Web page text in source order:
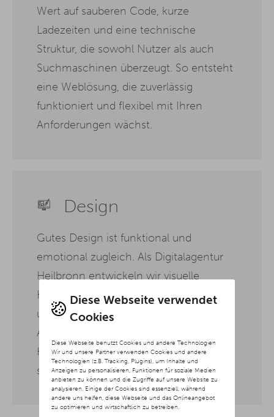
Diese Webseite verwendet
Cookies
Diese Webseite benutzt Cookies und andere Technologien
Wir und unsere Partner verwenden Cookies und andere
Technologien (z.B. Tracking, Plugins), um Inhalte und
Anzeigen zu personalisieren, Funktionen für soziale Medien
anbieten zu können und die Zugriffe auf unsere Website zu
analysieren. Einige der Cookies sind essenziell, während
andere uns helfen, diese Webseite und das Onlineangebot
zu optimieren und wirtschaftlich zu betreiben.
Wert auf sauberen Code, kurze
Ladezeiten und eine technische
Struktur, die sowohl Nutzer als auch
Suchmaschinen überzeugt. So entsteht
eine Weblösung, die zuverlässig
funktioniert und flexibel mit Ihren
Anforderungen wächst.
Design
Gutes Design ist funktional und
emotional zugleich. Als Digitalagentur
Heilbronn entwickeln wir visuelle
Konzepte, die Ihre Werte transportieren
und Nutzer intuitiv durch Ihre digitalen
Angebote führen. Dabei achten wir auf
Klarheit, Wiedererkennbarkeit und eine
stimmige Gesamtwirkung.